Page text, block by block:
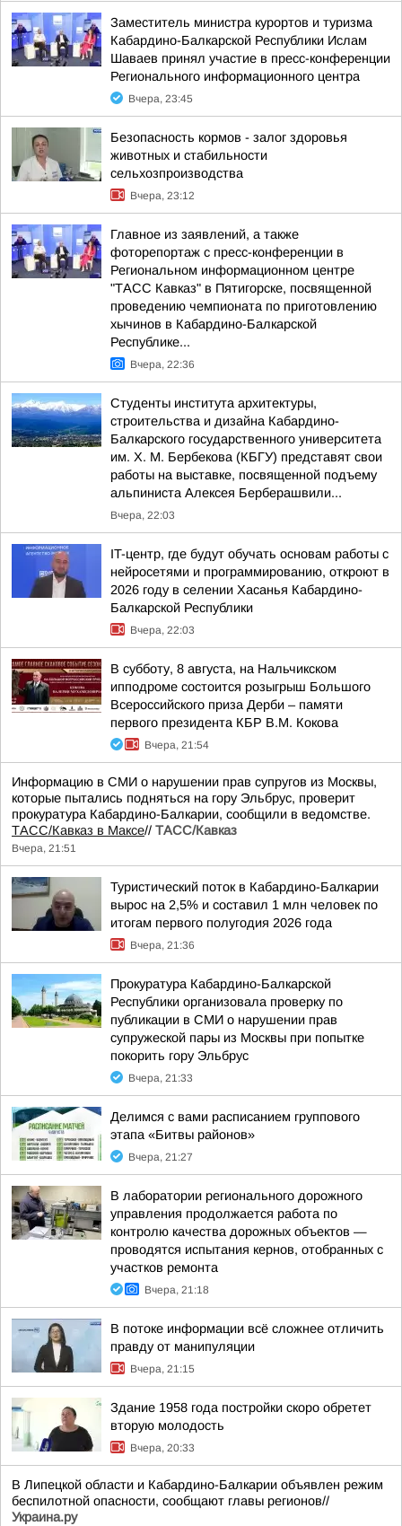
Заместитель министра курортов и туризма
Кабардино-Балкарской Республики Ислам
Шаваев принял участие в пресс-конференции
Регионального информационного центра
Вчера, 23:45
Безопасность кормов - залог здоровья
животных и стабильности
сельхозпроизводства
Вчера, 23:12
Главное из заявлений, а также
фоторепортаж с пресс-конференции в
Региональном информационном центре
"ТАСС Кавказ" в Пятигорске, посвященной
проведению чемпионата по приготовлению
хычинов в Кабардино-Балкарской
Республике...
Вчера, 22:36
Студенты института архитектуры,
строительства и дизайна Кабардино-
Балкарского государственного университета
им. Х. М. Бербекова (КБГУ) представят свои
работы на выставке, посвященной подъему
альпиниста Алексея Берберашвили...
Вчера, 22:03
IT-центр, где будут обучать основам работы с
нейросетями и программированию, откроют в
2026 году в селении Хасанья Кабардино-
Балкарской Республики
Вчера, 22:03
В субботу, 8 августа, на Нальчикском
ипподроме состоится розыгрыш Большого
Всероссийского приза Дерби – памяти
первого президента КБР В.М. Кокова
Вчера, 21:54
Информацию в СМИ о нарушении прав супругов из Москвы,
которые пытались подняться на гору Эльбрус, проверит
прокуратура Кабардино-Балкарии, сообщили в ведомстве.
ТАСС/Кавказ в Максе// ТАСС/Кавказ
Вчера, 21:51
Туристический поток в Кабардино-Балкарии
вырос на 2,5% и составил 1 млн человек по
итогам первого полугодия 2026 года
Вчера, 21:36
Прокуратура Кабардино-Балкарской
Республики организовала проверку по
публикации в СМИ о нарушении прав
супружеской пары из Москвы при попытке
покорить гору Эльбрус
Вчера, 21:33
Делимся с вами расписанием группового
этапа «Битвы районов»
Вчера, 21:27
В лаборатории регионального дорожного
управления продолжается работа по
контролю качества дорожных объектов —
проводятся испытания кернов, отобранных с
участков ремонта
Вчера, 21:18
В потоке информации всё сложнее отличить
правду от манипуляции
Вчера, 21:15
Здание 1958 года постройки скоро обретет
вторую молодость
Вчера, 20:33
В Липецкой области и Кабардино-Балкарии объявлен режим
беспилотной опасности, сообщают главы регионов//
Украина.ру